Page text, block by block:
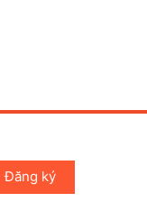
Đăng ký